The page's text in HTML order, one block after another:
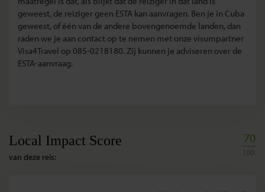
geweest, de reiziger geen ESTA kan aanvragen. Ben je in Cuba
geweest, of één van de andere bovengenoemde landen, dan
raden we je aan contact op te nemen met onze visumpartner
Visa4Travel op 085-0218180. Zij kunnen je adviseren over de
ESTA-aanvraag.
Local Impact Score
van deze reis:
70